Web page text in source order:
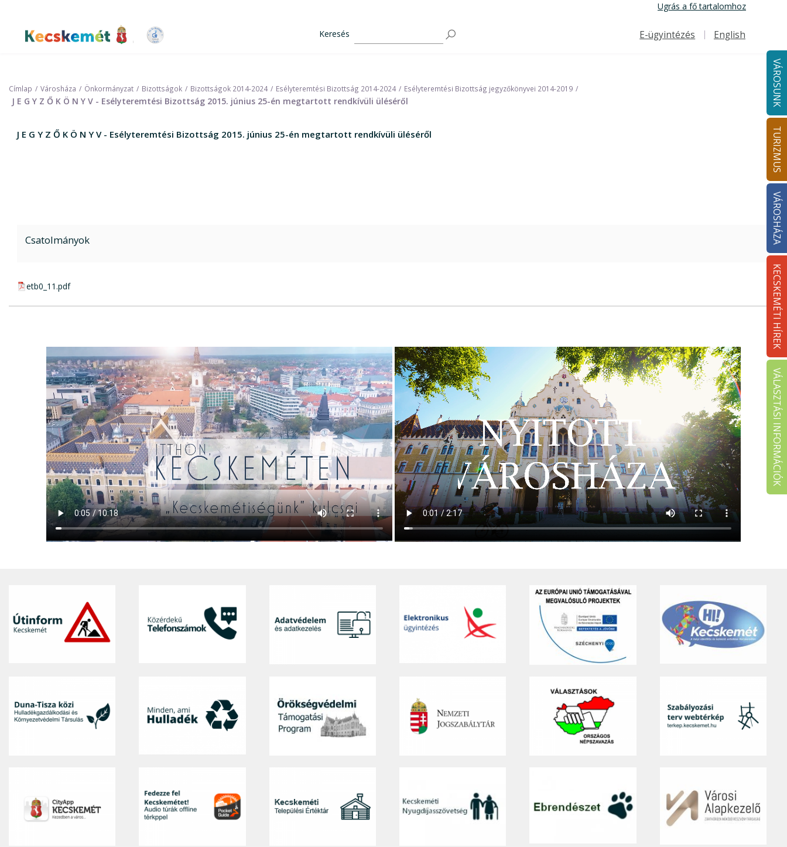
tartalomra
Ugrás a fő tartalomhoz
Kecskemét Város Honlapja
Keresés
Felső navigáció
E-ügyintézés English
VÁROSUNK
TURIZMUS
VÁROSHÁZA
KECSKEMÉTI HÍREK
VÁLASZTÁSI INFORMÁCIÓK
Címlap Városháza Önkormányzat Bizottságok Bizottságok 2014-2024 Esélyteremtési Bizottság 2014-2024 Esélyteremtési Bizottság jegyzőkönyvei 2014-2019
J E G Y Z Ő K Ö N Y V - Esélyteremtési Bizottság 2015. június 25-én megtartott rendkívüli üléséről
J E G Y Z Ő K Ö N Y V - Esélyteremtési Bizottság 2015. június 25-én megtartott rendkívüli üléséről
Csatolmányok
pdf csatolmány:
etb0_11.pdf